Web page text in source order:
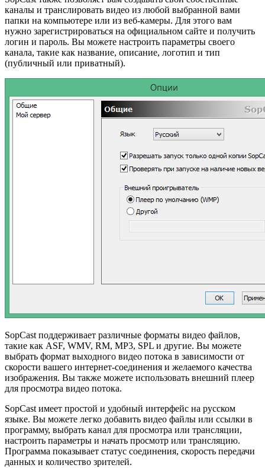
каналы и транслировать видео из любой выбранной вами
папки на компьютере или из веб-камеры. Для этого вам
нужно зарегистрироваться на официальном сайте и получить
логин и пароль. Вы можете настроить параметры своего
канала, такие как название, описание, логотип и тип
(публичный или приватный).
SopCast поддерживает различные форматы видео файлов,
такие как ASF, WMV, RM, MP3, SPL и другие. Вы можете
выбрать формат выходного видео потока в зависимости от
скорости вашего интернет-соединения и желаемого качества
изображения. Вы также можете использовать внешний плеер
для просмотра видео потока.
SopCast имеет простой и удобный интерфейс на русском
языке. Вы можете легко добавить видео файлы или ссылки в
программу, выбрать канал для просмотра или трансляции,
настроить параметры и начать просмотр или трансляцию.
Программа показывает статус соединения, скорость передачи
данных и количество зрителей.